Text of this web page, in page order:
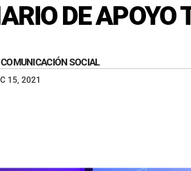
DE APOYO
COMUNICACIÓN SOCIAL
15, 2021